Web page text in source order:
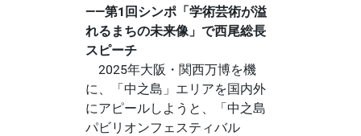
――第1回シンポ「学術芸術が溢
れるまちの未来像」で西尾総長
スピーチ
2025年大阪・関西万博を機
に、「中之島」エリアを国内外
にアピールしようと、「中之島
パビリオンフェスティバル